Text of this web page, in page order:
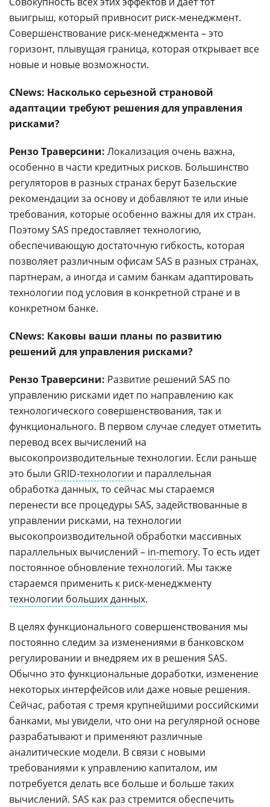
выигрыш, который привносит риск-менеджмент.
Совершенствование риск-менеджмента – это
горизонт, плывущая граница, которая открывает все
новые и новые возможности.
CNews: Насколько серьезной страновой
адаптации требуют решения для управления
рисками?
Рензо Траверсини: Локализация очень важна,
особенно в части кредитных рисков. Большинство
регуляторов в разных странах берут Базельские
рекомендации за основу и добавляют те или иные
требования, которые особенно важны для их стран.
Поэтому SAS предоставляет технологию,
обеспечивающую достаточную гибкость, которая
позволяет различным офисам SAS в разных странах,
партнерам, а иногда и самим банкам адаптировать
технологии под условия в конкретной стране и в
конкретном банке.
CNews: Каковы ваши планы по развитию
решений для управления рисками?
Рензо Траверсини: Развитие решений SAS по
управлению рисками идет по направлению как
технологического совершенствования, так и
функционального. В первом случае следует отметить
перевод всех вычислений на
высокопроизводительные технологии. Если раньше
это были GRID-технологии и параллельная
обработка данных, то сейчас мы стараемся
перенести все процедуры SAS, задействованные в
управлении рисками, на технологии
высокопроизводительной обработки массивных
параллельных вычислений – in-memory. То есть идет
постоянное обновление технологий. Мы также
стараемся применить к риск-менеджменту
технологии больших данных.
В целях функционального совершенствования мы
постоянно следим за изменениями в банковском
регулировании и внедряем их в решения SAS.
Обычно это функциональные доработки, изменение
некоторых интерфейсов или даже новые решения.
Сейчас, работая с тремя крупнейшими российскими
банками, мы увидели, что они на регулярной основе
разрабатывают и применяют различные
аналитические модели. В связи с новыми
требованиями к управлению капиталом, им
потребуется делать все больше и больше таких
вычислений. SAS как раз стремится обеспечить